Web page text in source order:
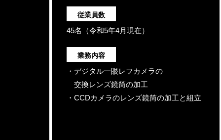
従業員数
45名（令和5年4月現在）
業務内容
・デジタル一眼レフカメラの
交換レンズ鏡筒の加工
・CCDカメラのレンズ鏡筒の加工と組立